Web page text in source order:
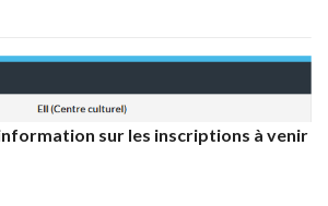
sur les inscriptions à venir